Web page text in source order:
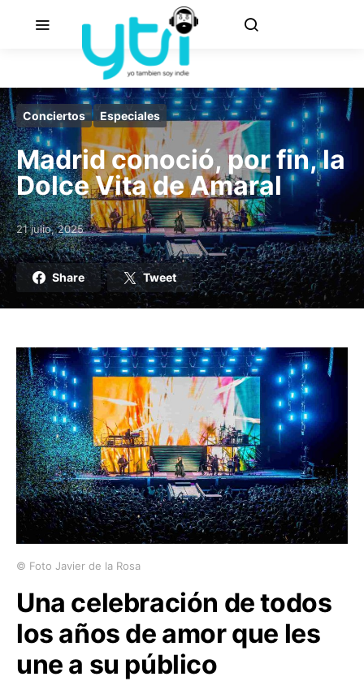
Conciertos Especiales
Madrid conoció, por fin, la
Dolce Vita de Amaral
Posted on
21 julio, 2025
Share Tweet
© Foto Javier de la Rosa
Una celebración de todos
los años de amor que les
une a su público